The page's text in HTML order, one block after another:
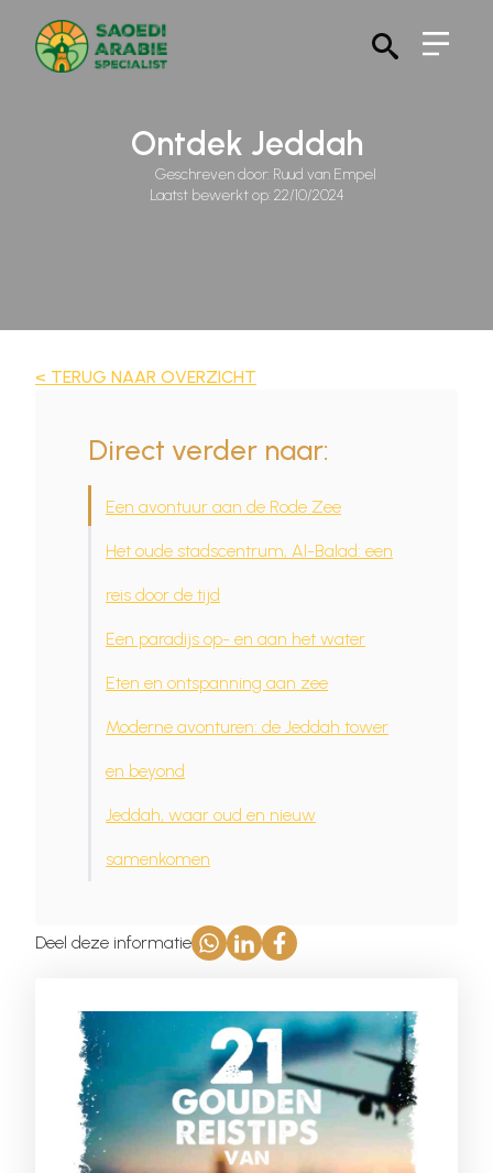
Ontdek Jeddah
Geschreven door: Ruud van Empel
Laatst bewerkt op: 22/10/2024
< TERUG NAAR OVERZICHT
Direct verder naar:
Een avontuur aan de Rode Zee
Het oude stadscentrum, Al-Balad: een
reis door de tijd
Een paradijs op- en aan het water
Eten en ontspanning aan zee
Moderne avonturen: de Jeddah tower
en beyond
Jeddah, waar oud en nieuw
samenkomen
Deel deze informatie